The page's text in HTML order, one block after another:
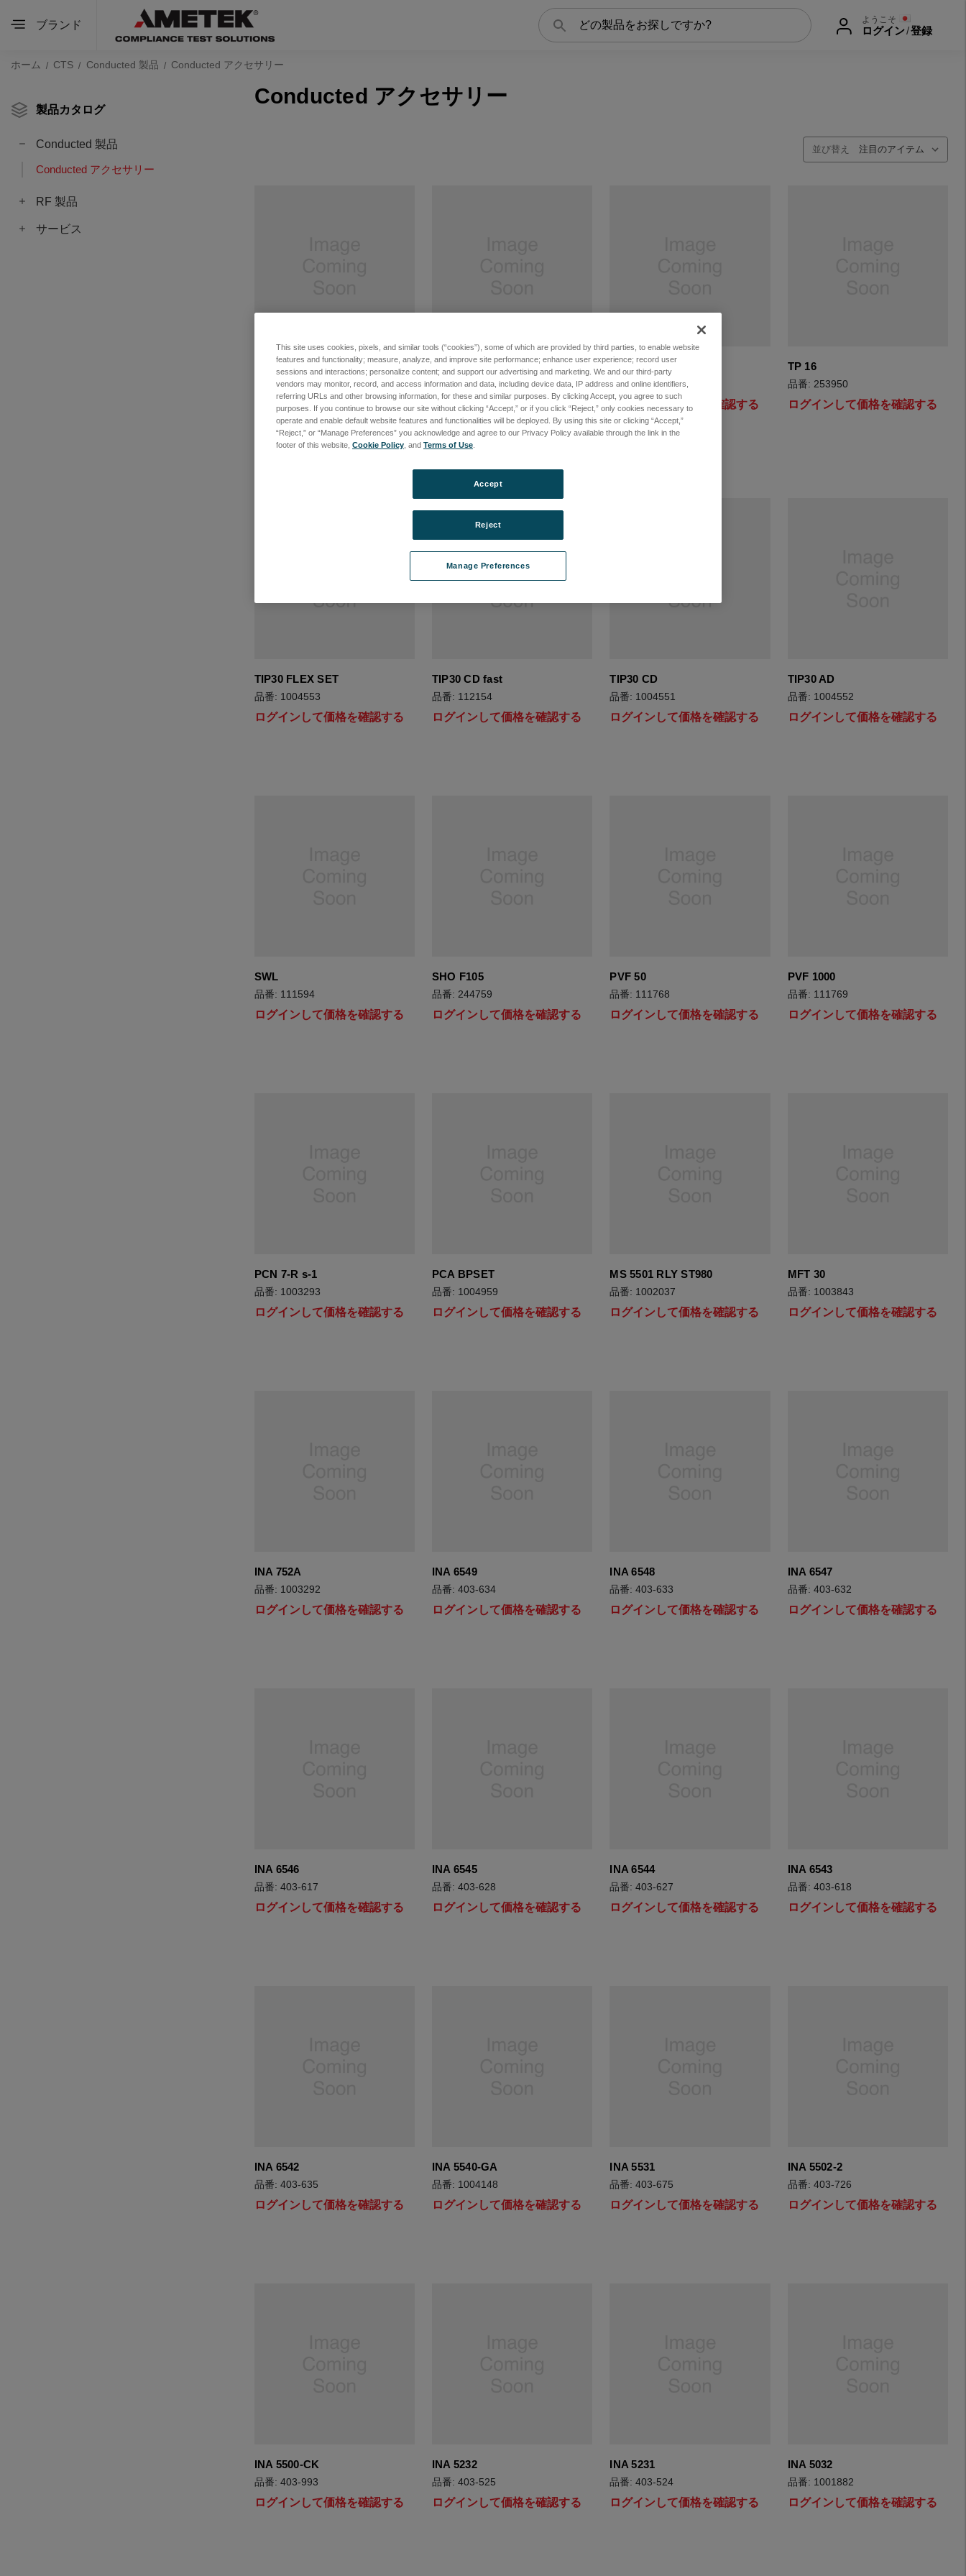
ブランド
検
索
ようこそ
ログイン/登録
ホーム CTS Conducted 製品 Conducted アクセサリー
製品カタログ
Conducted 製品
Conducted アクセサリー
RF 製品
サービス
Conducted アクセサリー
並び替え
その他製品見積依頼 Conducted
品番: TE-INQUIRY-CONDUCTED-
ログインして価格を確認する
VPM 250-100
品番: 1003143
ログインして価格を確認する
TVT 1-250-16
品番: 1003874
ログインして価格を確認する
TP 16
品番: 253950
ログインして価格を確認する
TIP30 FLEX SET
品番: 1004553
ログインして価格を確認する
TIP30 CD fast
品番: 112154
ログインして価格を確認する
TIP30 CD
品番: 1004551
ログインして価格を確認する
TIP30 AD
品番: 1004552
ログインして価格を確認する
SWL
品番: 111594
ログインして価格を確認する
SHO F105
品番: 244759
ログインして価格を確認する
PVF 50
品番: 111768
ログインして価格を確認する
PVF 1000
品番: 111769
ログインして価格を確認する
PCN 7-R s-1
品番: 1003293
ログインして価格を確認する
PCA BPSET
品番: 1004959
ログインして価格を確認する
MS 5501 RLY ST980
品番: 1002037
ログインして価格を確認する
MFT 30
品番: 1003843
ログインして価格を確認する
INA 752A
品番: 1003292
ログインして価格を確認する
INA 6549
品番: 403-634
ログインして価格を確認する
INA 6548
品番: 403-633
ログインして価格を確認する
INA 6547
品番: 403-632
ログインして価格を確認する
INA 6546
品番: 403-617
ログインして価格を確認する
INA 6545
品番: 403-628
ログインして価格を確認する
INA 6544
品番: 403-627
ログインして価格を確認する
INA 6543
品番: 403-618
ログインして価格を確認する
INA 6542
品番: 403-635
ログインして価格を確認する
INA 5540-GA
品番: 1004148
ログインして価格を確認する
INA 5531
品番: 403-675
ログインして価格を確認する
INA 5502-2
品番: 403-726
ログインして価格を確認する
INA 5500-CK
品番: 403-993
ログインして価格を確認する
INA 5232
品番: 403-525
ログインして価格を確認する
INA 5231
品番: 403-524
ログインして価格を確認する
INA 5032
品番: 1001882
ログインして価格を確認する
This site uses cookies, pixels, and similar tools (“cookies”), some of which are provided by third parties, to enable website
features and functionality; measure, analyze, and improve site performance; enhance user experience; record user
sessions and interactions; personalize content; and support our advertising and marketing. We and our third-party
vendors may monitor, record, and access information and data, including device data, IP address and online identifiers,
referring URLs and other browsing information, for these and similar purposes. By clicking Accept, you agree to such
purposes. If you continue to browse our site without clicking “Accept,” or if you click “Reject,” only cookies necessary to
operate and enable default website features and functionalities will be deployed. By using this site or clicking “Accept,”
“Reject,” or “Manage Preferences” you acknowledge and agree to our Privacy Policy available through the link in the
footer of this website, Cookie Policy , and Terms of Use
Manage Preferences
Reject
Accept